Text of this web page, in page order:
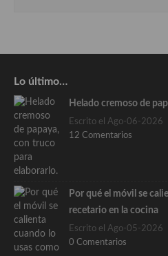
Lo último…
Helado cremoso de
Escrito el Ago-06-2026
12 Comentarios
Por qué el móvil se
recetario en la cocina
Escrito el Ago-05-2026
0 Comentarios